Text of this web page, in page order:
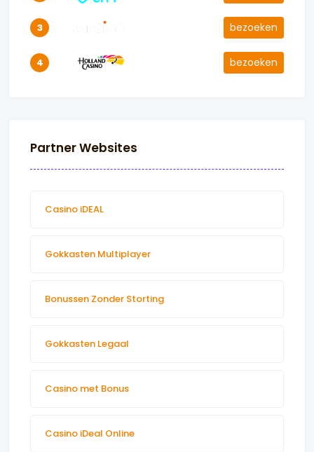
3 bezoeken
4 bezoeken
Partner Websites
Casino iDEAL
Gokkasten Multiplayer
Bonussen Zonder Storting
Gokkasten Legaal
Casino met Bonus
Casino iDeal Online